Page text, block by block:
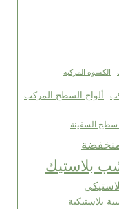
الكسوة المركبة
ألواح السطح المركب
السفينة
بلاستيك
بلاستيكية